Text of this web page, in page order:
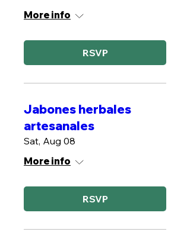
More info
RSVP
Jabones herbales
artesanales
Sat, Aug 08
More info
RSVP